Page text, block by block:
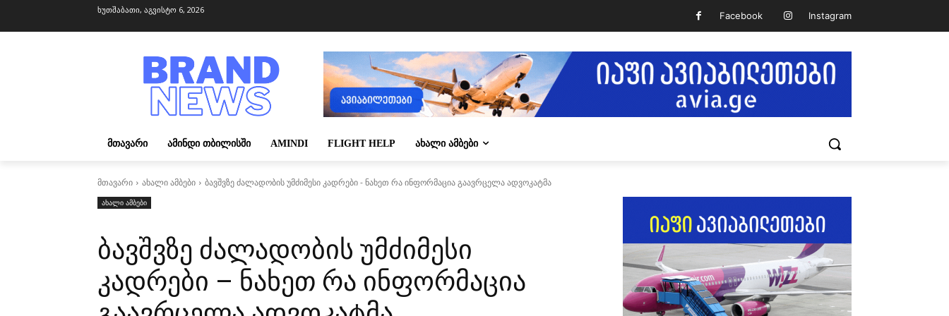
Facebook Instagram
ხუთშაბათი, აგვისტო 6, 2026
ᲛᲗᲐᲕᲐᲠᲘ ᲐᲛᲘᲜᲓᲘ ᲗᲑᲘᲚᲘᲡᲨᲘ AMINDI FLIGHT HELP ᲐᲮᲐᲚᲘ ᲐᲛᲑᲔᲑᲘ
მთავარი ახალი ამბები ბავშვზე ძალადობის უმძიმესი კადრები - ნახეთ რა ინფორმაცია გაავრცელა ადვოკატმა
ახალი ამბები
ბავშვზე ძალადობის უმძიმესი
კადრები – ნახეთ რა ინფორმაცია